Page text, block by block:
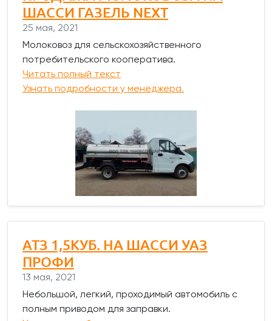
ШАССИ ГАЗЕЛЬ NEXT
25 мая, 2021
Молоковоз для сельскохозяйственного
потребительского кооператива.
Читать полный текст
Узнать подробности у менеджера.
АТЗ 1,5КУБ. НА ШАССИ УАЗ
ПРОФИ
13 мая, 2021
Небольшой, легкий, проходимый автомобиль с
полным приводом для заправки.